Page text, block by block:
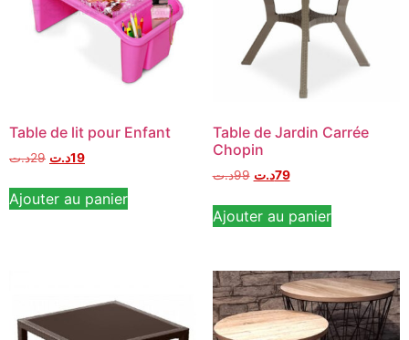
Table de lit pour Enfant
29د.ت 19د.ت
Ajouter au panier
Table de Jardin Carrée
Chopin
99د.ت 79د.ت
Ajouter au panier